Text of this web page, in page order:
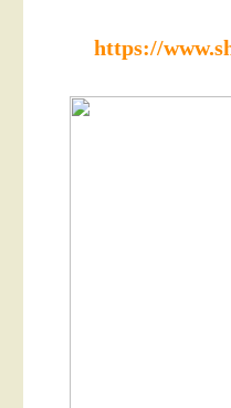
https://